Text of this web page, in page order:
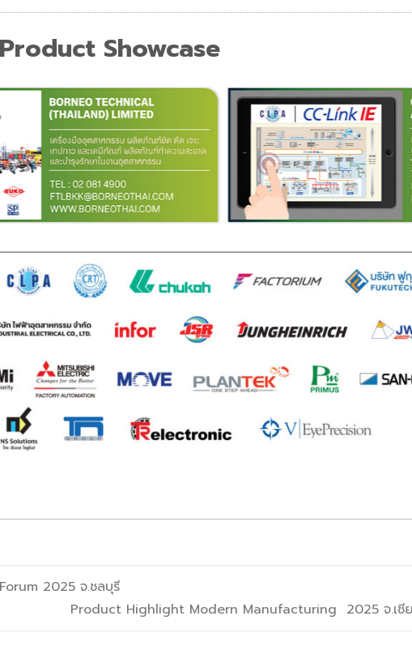
Product Showcase
2025 จ.ชลบุรี
Product Highlight Modern Manufacturing 2025 จ.เชี